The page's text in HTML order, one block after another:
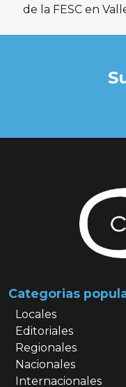
de la FESC en
Categorias
Locales
Editoriales
Regionales
Nacionales
Internacionales